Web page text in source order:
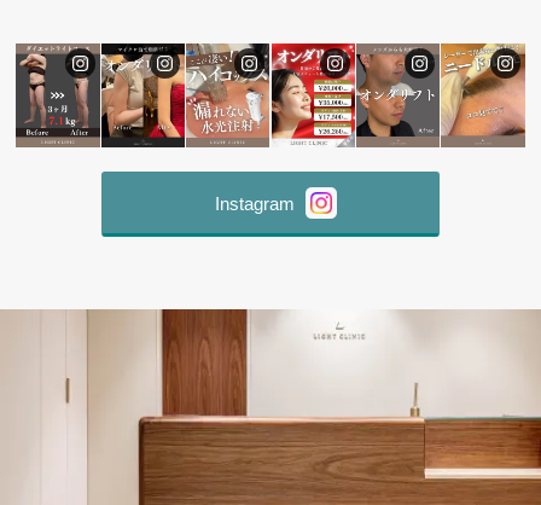
Instagram